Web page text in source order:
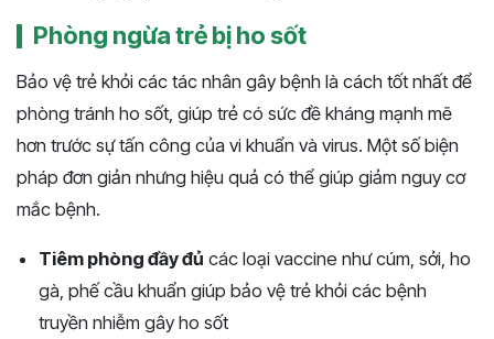
Phòng ngừa trẻ bị ho sốt
Bảo vệ trẻ khỏi các tác nhân gây bệnh là cách tốt nhất để
phòng tránh ho sốt, giúp trẻ có sức đề kháng mạnh mẽ
hơn trước sự tấn công của vi khuẩn và virus. Một số biện
pháp đơn giản nhưng hiệu quả có thể giúp giảm nguy cơ
mắc bệnh.
Tiêm phòng đầy đủ các loại vaccine như cúm, sởi, ho
gà, phế cầu khuẩn giúp bảo vệ trẻ khỏi các bệnh
truyền nhiễm gây ho sốt